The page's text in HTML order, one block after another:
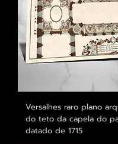
Versalhes raro plano
do teto da capela do
datado de 1715